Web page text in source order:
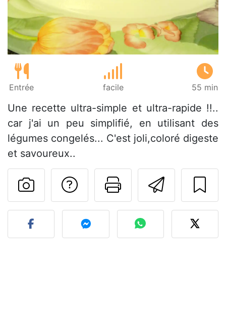
Entrée facile 55 min
Une recette ultra-simple et ultra-rapide !!..
car j'ai un peu simplifié, en utilisant des
légumes congelés... C'est joli,coloré digeste
et savoureux..
Imprimer
Poser une
Publier votre photo de